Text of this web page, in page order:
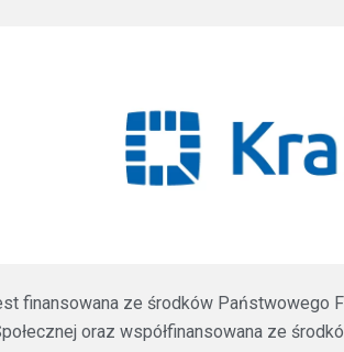
finansowana ze środków Państwowego
oraz współfinansowana ze